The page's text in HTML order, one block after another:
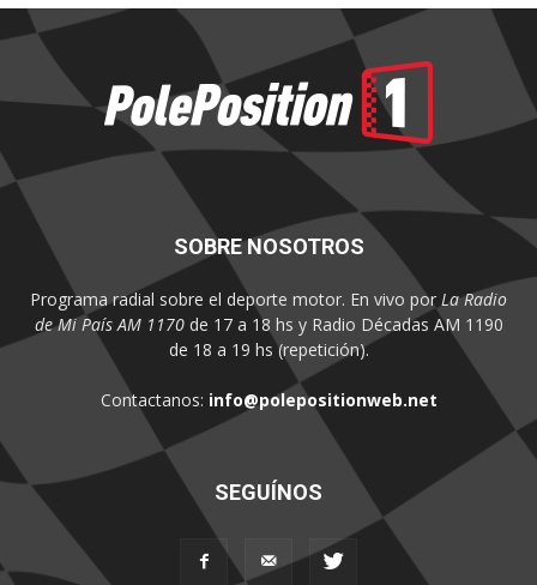
SOBRE NOSOTROS
Programa radial sobre el deporte motor. En vivo por La Radio
de Mi País AM 1170de 17 a 18 hs y Radio Décadas AM 1190
de 18 a 19 hs (repetición).
Contactanos: info@polepositionweb.net
SEGUÍNOS